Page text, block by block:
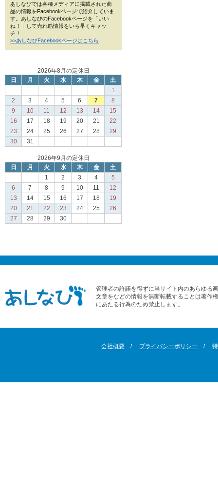
あしなびでは各種メディアに掲載された商
品の情報をFacebookページで紹介していま
す。あしなびのFacebookページを「いい
ね！」して売れ筋情報をいち早くキャッ
チ！
>>あしなびFacebookページはこちら
2026年8月の定休日
日
月 火 水 木 金
土
1
2
3 4 5 6 7
8
9
10 11 12 13 14
15
16
17 18 19 20 21
22
23
24 25 26 27 28
29
30
31
2026年9月の定休日
日
月 火 水 木 金
土
1
2 3 4
5
6
7 8 9 10 11
12
13
14 15 16 17 18
19
20
21 22 23 24 25
26
27
28 29 30
管理者の許諾を得ずに当サイト内のあらゆる
文章をなどの情報を無断転載することは著作
にあたる行為のため禁止します。
会社概要 プライバシーポリシー